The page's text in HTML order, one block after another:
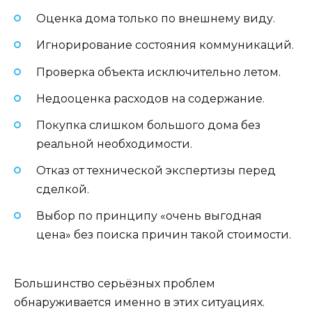
Оценка дома только по внешнему виду.
Игнорирование состояния коммуникаций.
Проверка объекта исключительно летом.
Недооценка расходов на содержание.
Покупка слишком большого дома без
реальной необходимости.
Отказ от технической экспертизы перед
сделкой.
Выбор по принципу «очень выгодная
цена» без поиска причин такой стоимости.
Большинство серьёзных проблем
обнаруживается именно в этих ситуациях.